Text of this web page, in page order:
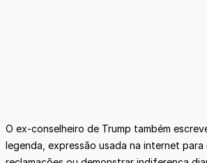
O ex-conselheiro de Trump também
legenda, expressão usada na internet